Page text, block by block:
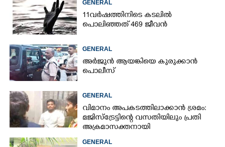
GENERAL
11വർഷത്തിനിടെ കടലിൽ
പൊലിഞ്ഞത് 469 ജീവൻ
GENERAL
അർജുൻ ആയങ്കിയെ കുരുക്കാൻ
പൊലീസ്
GENERAL
വിമാനം അപകടത്തിലാക്കാൻ ശ്രമം:
മജിസ്ട്രേട്ടിന്റെ വസതിയിലും പ്രതി
അക്രമാസക്തനായി
GENERAL